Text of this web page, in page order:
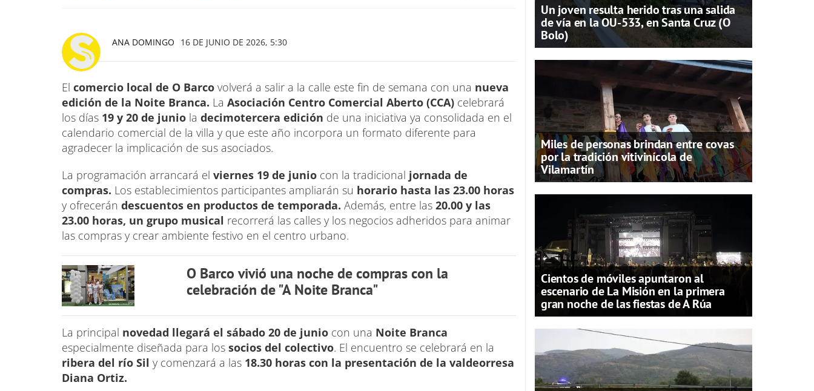
ANA DOMINGO 16 DE JUNIO DE 2026, 5:30
El comercio local de O Barco volverá a salir a la calle este fin de semana con una nueva
edición de la Noite Branca. La Asociación Centro Comercial Aberto (CCA) celebrará
los días 19 y 20 de junio la decimotercera edición de una iniciativa ya consolidada en el
calendario comercial de la villa y que este año incorpora un formato diferente para
agradecer la implicación de sus asociados.
La programación arrancará el viernes 19 de junio con la tradicional jornada de
compras. Los establecimientos participantes ampliarán su horario hasta las 23.00 horas
y ofrecerán descuentos en productos de temporada. Además, entre las 20.00 y las
23.00 horas, un grupo musical recorrerá las calles y los negocios adheridos para animar
las compras y crear ambiente festivo en el centro urbano.
O Barco vivió una noche de compras con la
celebración de "A Noite Branca"
La principal novedad llegará el sábado 20 de junio con una Noite Branca
especialmente diseñada para los socios del colectivo. El encuentro se celebrará en la
ribera del río Sil y comenzará a las 18.30 horas con la presentación de la valdeorresa
Diana Ortiz.
Un joven resulta herido tras una salida
de vía en la OU-533, en Santa Cruz (O
Bolo)
Miles de personas brindan entre covas
por la tradición vitivinícola de
Vilamartín
Cientos de móviles apuntaron al
escenario de La Misión en la primera
gran noche de las fiestas de A Rúa